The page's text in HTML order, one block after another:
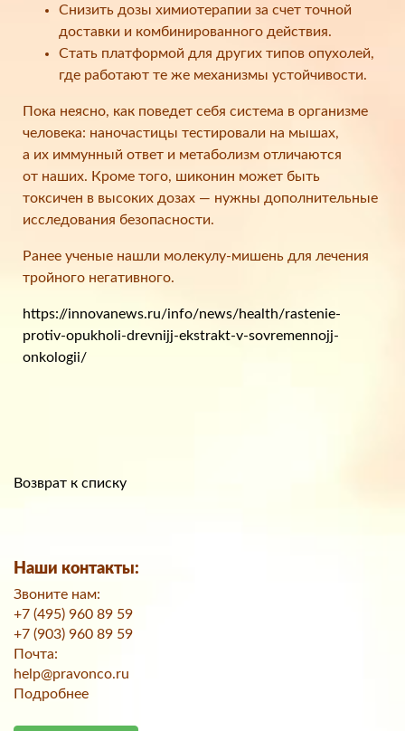
Снизить дозы химиотерапии за счет точной
доставки и комбинированного действия.
Стать платформой для других типов опухолей,
где работают те же механизмы устойчивости.
Пока неясно, как поведет себя система в организме
человека: наночастицы тестировали на мышах,
а их иммунный ответ и метаболизм отличаются
от наших. Кроме того, шиконин может быть
токсичен в высоких дозах — нужны дополнительные
исследования безопасности.
Ранее ученые нашли молекулу-мишень для лечения
тройного негативного.
https://innovanews.ru/info/news/health/rastenie-
protiv-opukholi-drevnijj-ekstrakt-v-sovremennojj-
onkologii/
Возврат к списку
Наши контакты:
Звоните нам:
+7 (495) 960 89 59
+7 (903) 960 89 59
Почта:
help@pravonco.ru
Подробнее